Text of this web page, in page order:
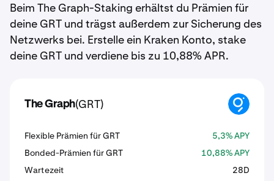
Beim The Graph-Staking erhältst du Prämien für
deine GRT und trägst außerdem zur Sicherung des
Netzwerks bei. Erstelle ein Kraken Konto, stake
deine GRT und verdiene bis zu 10,88% APR.
The Graph(GRT) GRT
Flexible Prämien für GRT
5,3% APY
Bonded-Prämien für GRT
10,88% APY
Wartezeit
28D